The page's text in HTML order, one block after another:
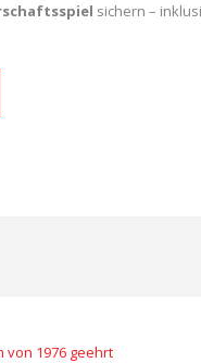
sichern –
von 1976 geehrt